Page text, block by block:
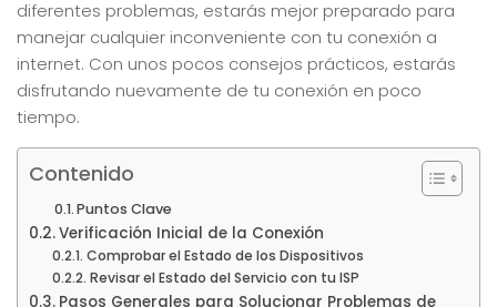
diferentes problemas, estarás mejor preparado para
manejar cualquier inconveniente con tu conexión a
internet. Con unos pocos consejos prácticos, estarás
disfrutando nuevamente de tu conexión en poco
tiempo.
Contenido
Puntos Clave
Verificación Inicial de la Conexión
Comprobar el Estado de los Dispositivos
Revisar el Estado del Servicio con tu ISP
Pasos Generales para Solucionar Problemas de